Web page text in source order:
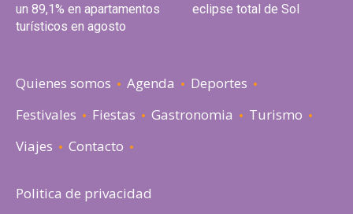
un 89,1% en apartamentos
turísticos en agosto
eclipse total de Sol
Quienes somos Agenda
Deportes
Festivales
Fiestas Gastronomia
Turismo
Viajes
Contacto
Politica de privacidad